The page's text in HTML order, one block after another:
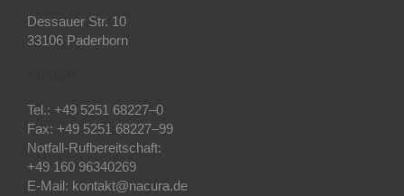
Dessauer Str. 10
33106 Paderborn
Tel.: +49 5251 68227–0
Fax: +49 5251 68227–99
Notfall-Rufbereitschaft:
+49 160 96340269
E-Mail: kontakt@nacura.de